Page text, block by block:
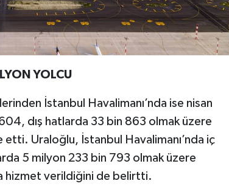
YOLCU
İstanbul Havalimanı’nda ise nisan
dış hatlarda 33 bin 863 olmak üzere
etti. Uraloğlu, İstanbul Havalimanı’nda iç
5 milyon 233 bin 793 olmak üzere
hizmet verildiğini de belirtti.